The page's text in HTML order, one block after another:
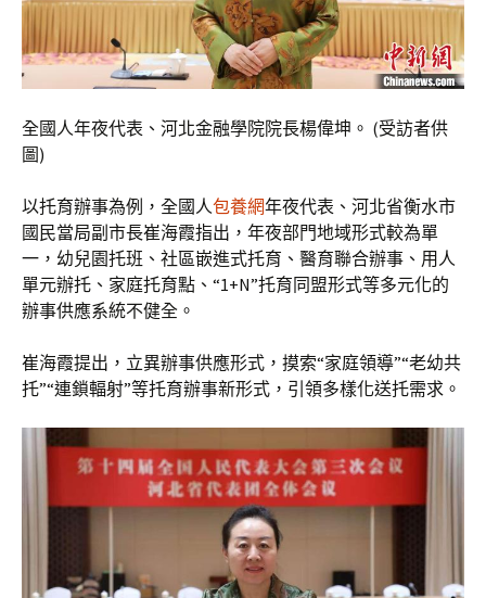
全國人年夜代表、河北金融學院院長楊偉坤。 (受訪者供
圖)
以托育辦事為例，全國人包養網年夜代表、河北省衡水市
國民當局副市長崔海霞指出，年夜部門地域形式較為單
一，幼兒園托班、社區嵌進式托育、醫育聯合辦事、用人
單元辦托、家庭托育點、“1+N”托育同盟形式等多元化的
辦事供應系統不健全。
崔海霞提出，立異辦事供應形式，摸索“家庭領導”“老幼共
托”“連鎖輻射”等托育辦事新形式，引領多樣化送托需求。